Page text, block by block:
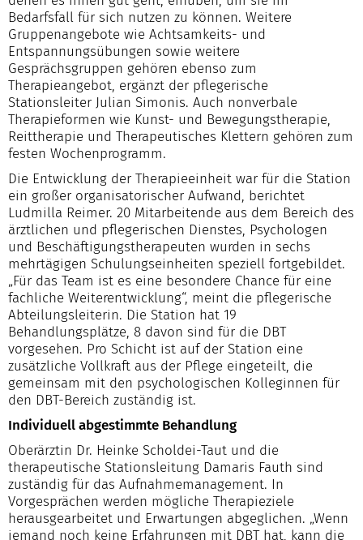
Bedarfsfall für sich nutzen zu können. Weitere
Gruppenangebote wie Achtsamkeits- und
Entspannungsübungen sowie weitere
Gesprächsgruppen gehören ebenso zum
Therapieangebot, ergänzt der pflegerische
Stationsleiter Julian Simonis. Auch nonverbale
Therapieformen wie Kunst- und Bewegungstherapie,
Reittherapie und Therapeutisches Klettern gehören zum
festen Wochenprogramm.
Die Entwicklung der Therapieeinheit war für die Station
ein großer organisatorischer Aufwand, berichtet
Ludmilla Reimer. 20 Mitarbeitende aus dem Bereich des
ärztlichen und pflegerischen Dienstes, Psychologen
und Beschäftigungstherapeuten wurden in sechs
mehrtägigen Schulungseinheiten speziell fortgebildet.
„Für das Team ist es eine besondere Chance für eine
fachliche Weiterentwicklung“, meint die pflegerische
Abteilungsleiterin. Die Station hat 19
Behandlungsplätze, 8 davon sind für die DBT
vorgesehen. Pro Schicht ist auf der Station eine
zusätzliche Vollkraft aus der Pflege eingeteilt, die
gemeinsam mit den psychologischen Kolleginnen für
den DBT-Bereich zuständig ist.
Individuell abgestimmte Behandlung
Oberärztin Dr. Heinke Scholdei-Taut und die
therapeutische Stationsleitung Damaris Fauth sind
zuständig für das Aufnahmemanagement. In
Vorgesprächen werden mögliche Therapieziele
herausgearbeitet und Erwartungen abgeglichen. „Wenn
jemand noch keine Erfahrungen mit DBT hat, kann die